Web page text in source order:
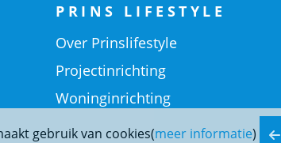
gebruik van cookies(meer informatie)
PRINS LIFESTYLE
Over Prinslifestyle
Projectinrichting
Woninginrichting